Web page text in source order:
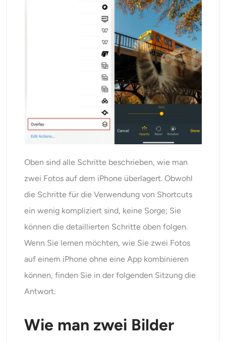
Oben sind alle Schritte beschrieben, wie man
zwei Fotos auf dem iPhone überlagert. Obwohl
die Schritte für die Verwendung von Shortcuts
ein wenig kompliziert sind, keine Sorge; Sie
können die detaillierten Schritte oben folgen.
Wenn Sie lernen möchten, wie Sie zwei Fotos
auf einem iPhone ohne eine App kombinieren
können, finden Sie in der folgenden Sitzung die
Antwort.
Wie man zwei Bilder